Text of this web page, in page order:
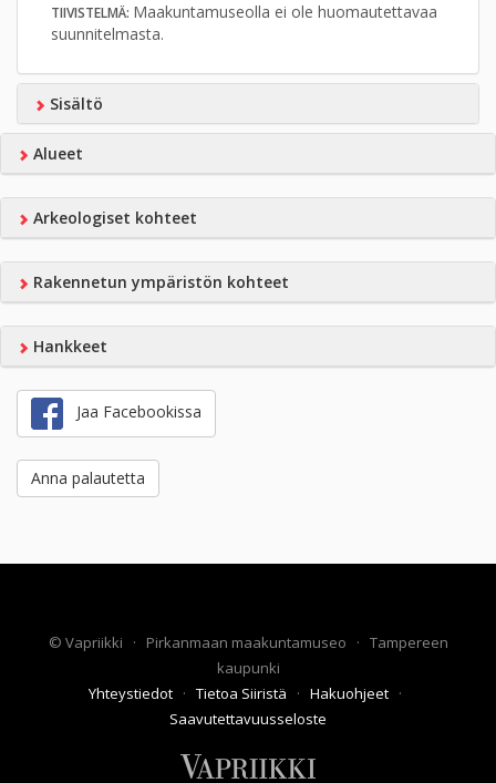
TIIVISTELMÄ: Maakuntamuseolla ei ole huomautettavaa
suunnitelmasta.
Sisältö
Alueet
Arkeologiset kohteet
Rakennetun ympäristön kohteet
Hankkeet
Jaa Facebookissa
Anna palautetta
© Vapriikki · Pirkanmaan maakuntamuseo · Tampereen
kaupunki
Yhteystiedot · Tietoa Siiristä · Hakuohjeet ·
Saavutettavuusseloste